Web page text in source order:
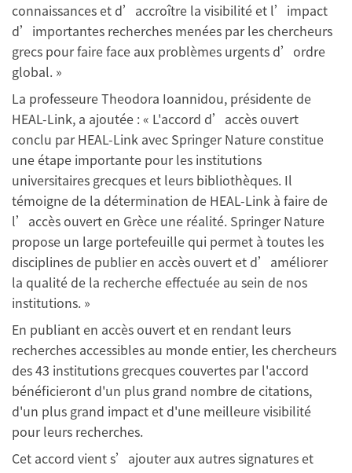
connaissances et d’accroître la visibilité et l’impact
d’importantes recherches menées par les chercheurs
grecs pour faire face aux problèmes urgents d’ordre
global. »
La professeure Theodora Ioannidou, présidente de
HEAL-Link, a ajoutée : « L'accord d’accès ouvert
conclu par HEAL-Link avec Springer Nature constitue
une étape importante pour les institutions
universitaires grecques et leurs bibliothèques. Il
témoigne de la détermination de HEAL-Link à faire de
l’accès ouvert en Grèce une réalité. Springer Nature
propose un large portefeuille qui permet à toutes les
disciplines de publier en accès ouvert et d’améliorer
la qualité de la recherche effectuée au sein de nos
institutions. »
En publiant en accès ouvert et en rendant leurs
recherches accessibles au monde entier, les chercheurs
des 43 institutions grecques couvertes par l'accord
bénéficieront d'un plus grand nombre de citations,
d'un plus grand impact et d'une meilleure visibilité
pour leurs recherches.
Cet accord vient s’ajouter aux autres signatures et